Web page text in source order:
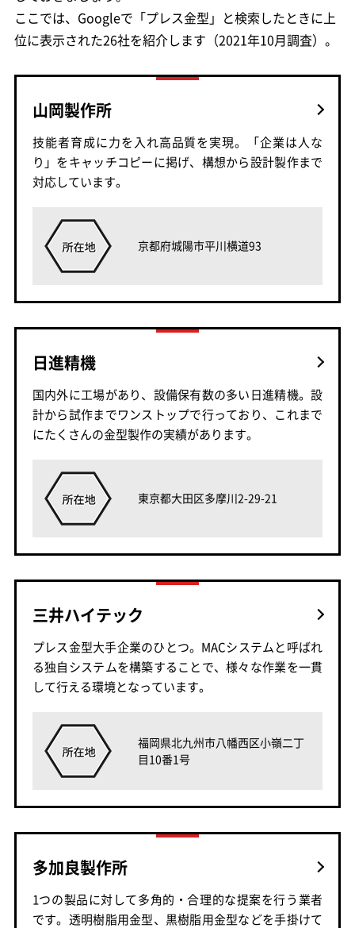
ここでは、Googleで「プレス金型」と検索したときに上
位に表示された26社を紹介します（2021年10月調査）。
山岡製作所
技能者育成に力を入れ高品質を実現。「企業は人な
り」をキャッチコピーに掲げ、構想から設計製作まで
対応しています。
京都府城陽市平川横道93
日進精機
国内外に工場があり、設備保有数の多い日進精機。設
計から試作までワンストップで行っており、これまで
にたくさんの金型製作の実績があります。
東京都大田区多摩川2-29-21
三井ハイテック
プレス金型大手企業のひとつ。MACシステムと呼ばれ
る独自システムを構築することで、様々な作業を一貫
して行える環境となっています。
福岡県北九州市八幡西区小嶺二丁
目10番1号
多加良製作所
1つの製品に対して多角的・合理的な提案を行う業者
です。透明樹脂用金型、黒樹脂用金型などを手掛けて